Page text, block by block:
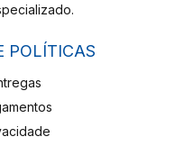
POLÍTICAS